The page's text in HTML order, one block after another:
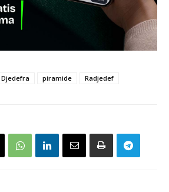
Djedefra piramide Radjedef